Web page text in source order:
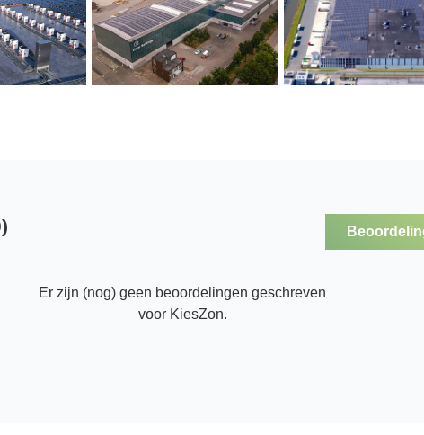
Er zijn (nog) geen beoordelingen geschreven
voor KiesZon.